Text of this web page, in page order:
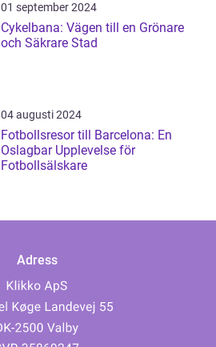
01 september 2024
Cykelbana: Vägen till en Grönare
och Säkrare Stad
04 augusti 2024
Fotbollsresor till Barcelona: En
Oslagbar Upplevelse för
Fotbollsälskare
Adress